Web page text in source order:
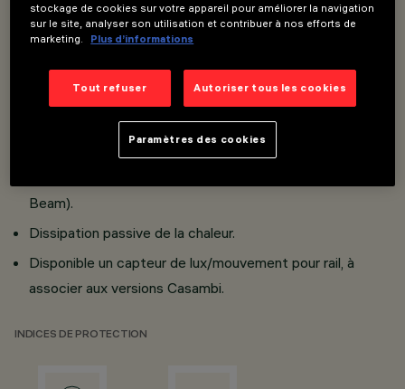
Inclinaison de 90° sur le plan horizontal et rotation de
360° autour de l’axe vertical, avec
verrouillage mécanique de l’orientation.
Equipé d’un écran asymétrique wall washer pour obtenir
un effet lèchemur uniforme du haut vers le bas.
Réflecteur en aluminium spéculaire extra-pur à facettes
Beam).
Dissipation passive de la chaleur.
Disponible un capteur de lux/mouvement pour rail, à
associer aux versions Casambi.
INDICES DE PROTECTION
stockage de cookies sur votre appareil pour améliorer la navigation
sur le site, analyser son utilisation et contribuer à nos efforts de
marketing.
Plus d’informations
Tout refuser Autoriser tous les cookies
Paramètres des cookies